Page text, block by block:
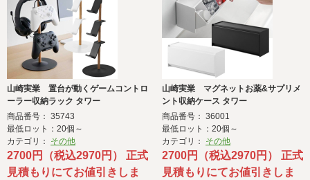
山崎実業 置台が動くゲームコントロ
ーラー収納ラック タワー
商品番号： 35743
最低ロット：20個～
カテゴリ： その他
2700円（税込2970円） 正式
見積もりにてお値引きしま
山崎実業 マグネットお薬&サプリメ
ント収納ケース タワー
商品番号： 36001
最低ロット：20個～
カテゴリ： その他
2700円（税込2970円） 正式
見積もりにてお値引きしま